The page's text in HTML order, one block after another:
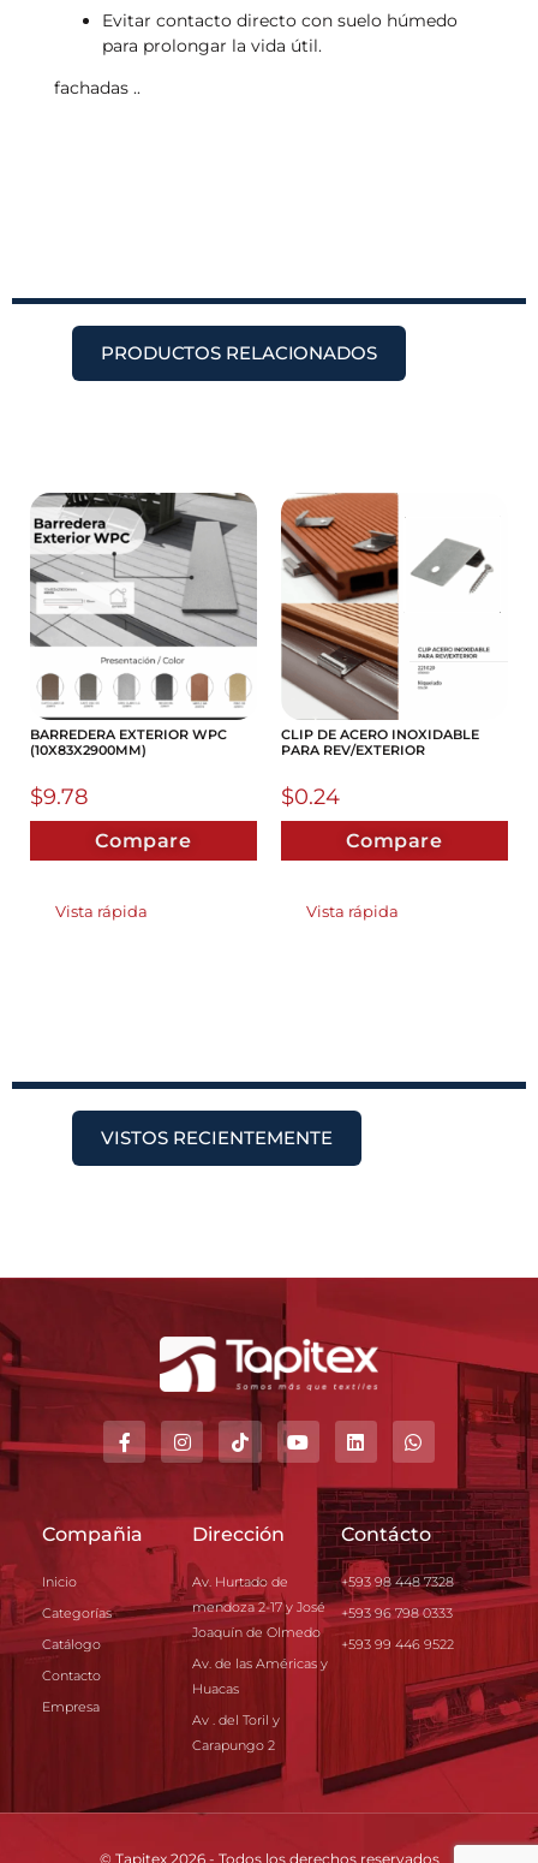
Evitar contacto directo con suelo húmedo
para prolongar la vida útil.
fachadas ..
PRODUCTOS RELACIONADOS
BARREDERA EXTERIOR WPC
(10X83X2900MM)
$9.78
Compare
Vista rápida
CLIP DE ACERO INOXIDABLE
PARA REV/EXTERIOR
$0.24
Compare
Vista rápida
VISTOS RECIENTEMENTE
Compañia
Inicio
Categorías
Catálogo
Contacto
Empresa
Dirección
Av. Hurtado de
mendoza 2-17 y José
Joaquín de Olmedo
Av. de las Américas y
Huacas
Av . del Toril y
Carapungo 2
Contácto
+593 98 448 7328
+593 96 798 0333
+593 99 446 9522
© Tapitex 2026 - Todos los derechos reservados